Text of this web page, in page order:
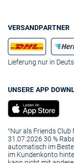
VERSANDPARTNER
Lieferung nur in
UNSERE APP
¹Nur als Friends
31.07.2026 30 %
automatisch im
im Kundenkonto